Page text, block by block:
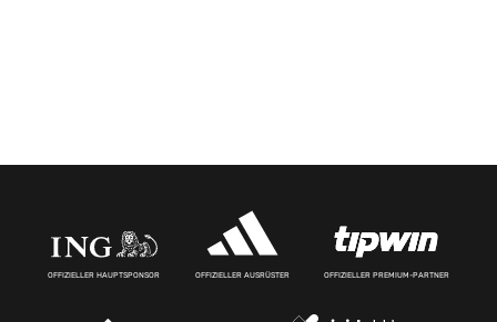
OFFIZIELLER HAUPTSPONSOR OFFIZIELLER AUSRÜSTER OFFIZIELLER PREMIUM-PARTNER